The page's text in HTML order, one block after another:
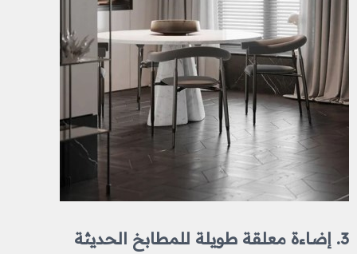
3. إضاءة معلقة طويلة للمطابخ الحديثة